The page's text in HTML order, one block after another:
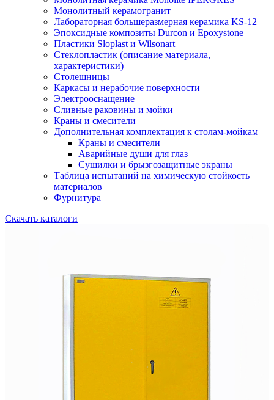
Монолитный керамогранит
Лабораторная большеразмерная керамика KS-12
Эпоксидные композиты Durcon и Epoxystone
Пластики Sloplast и Wilsonart
Стеклопластик (описание материала,
характеристики)
Столешницы
Каркасы и нерабочие поверхности
Электрооснащение
Сливные раковины и мойки
Краны и смесители
Дополнительная комплектация к столам-мойкам
Краны и смесители
Аварийные души для глаз
Сушилки и брызгозащитные экраны
Таблица испытаний на химическую стойкость
материалов
Фурнитура
Скачать каталоги